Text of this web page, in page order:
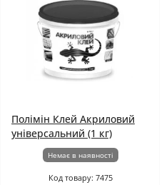
Полімін Клей Акриловий
універсальний (1 кг)
Немає в наявності
Код товару: 7475